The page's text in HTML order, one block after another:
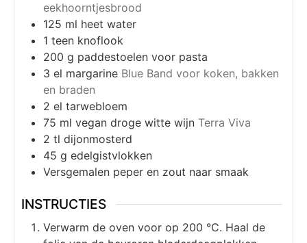
eekhoorntjesbrood
125 ml heet water
1 teen knoflook
200 g paddestoelen voor pasta
3 el margarine Blue Band voor koken, bakken
en braden
2 el tarwebloem
75 ml vegan droge witte wijn Terra Viva
2 tl dijonmosterd
45 g edelgistvlokken
Versgemalen peper en zout naar smaak
INSTRUCTIES
Verwarm de oven voor op 200 °C. Haal de